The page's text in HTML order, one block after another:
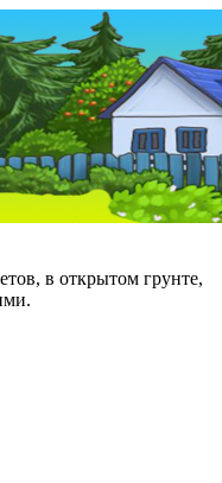
в открытом грунте,